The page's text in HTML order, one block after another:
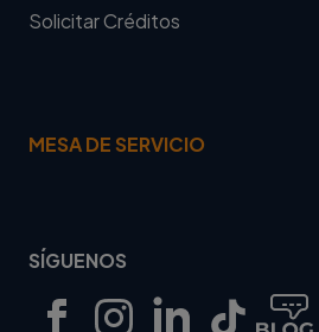
Solicitar Créditos
MESA DE SERVICIO
SÍGUENOS